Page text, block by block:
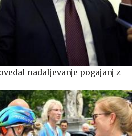
nadaljevanje pogajanj z